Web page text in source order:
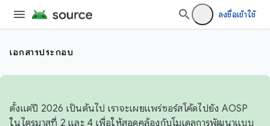
ลงชื่อเข้าใช้
เอกสารประกอบ
ตั้งแต่ปี 2026 เป็นต้นไป เราจะเผยแพร่ซอร์สโค้ดไปยัง AOSP
ในไตรมาสที่ 2 และ 4 เพื่อให้สอดคล้องกับโมเดลการพัฒนาแบบ